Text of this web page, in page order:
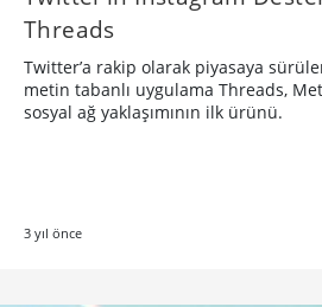
Threads
Twitter’a rakip olarak piyasaya
metin tabanlı uygulama Threads,
sosyal ağ yaklaşımının ilk ürünü.
3 yıl önce